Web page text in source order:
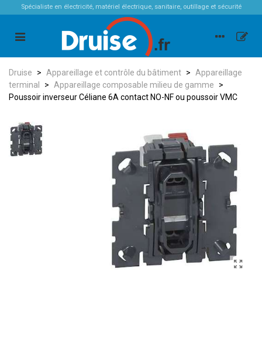
Spécialiste en électricité, matériel électrique, sanitaire, outillage et sécurité
Druise > Appareillage et contrôle du bâtiment >
Appareillage
terminal
> Appareillage composable milieu de gamme
>
Poussoir inverseur Céliane 6A contact NO-NF ou poussoir VMC